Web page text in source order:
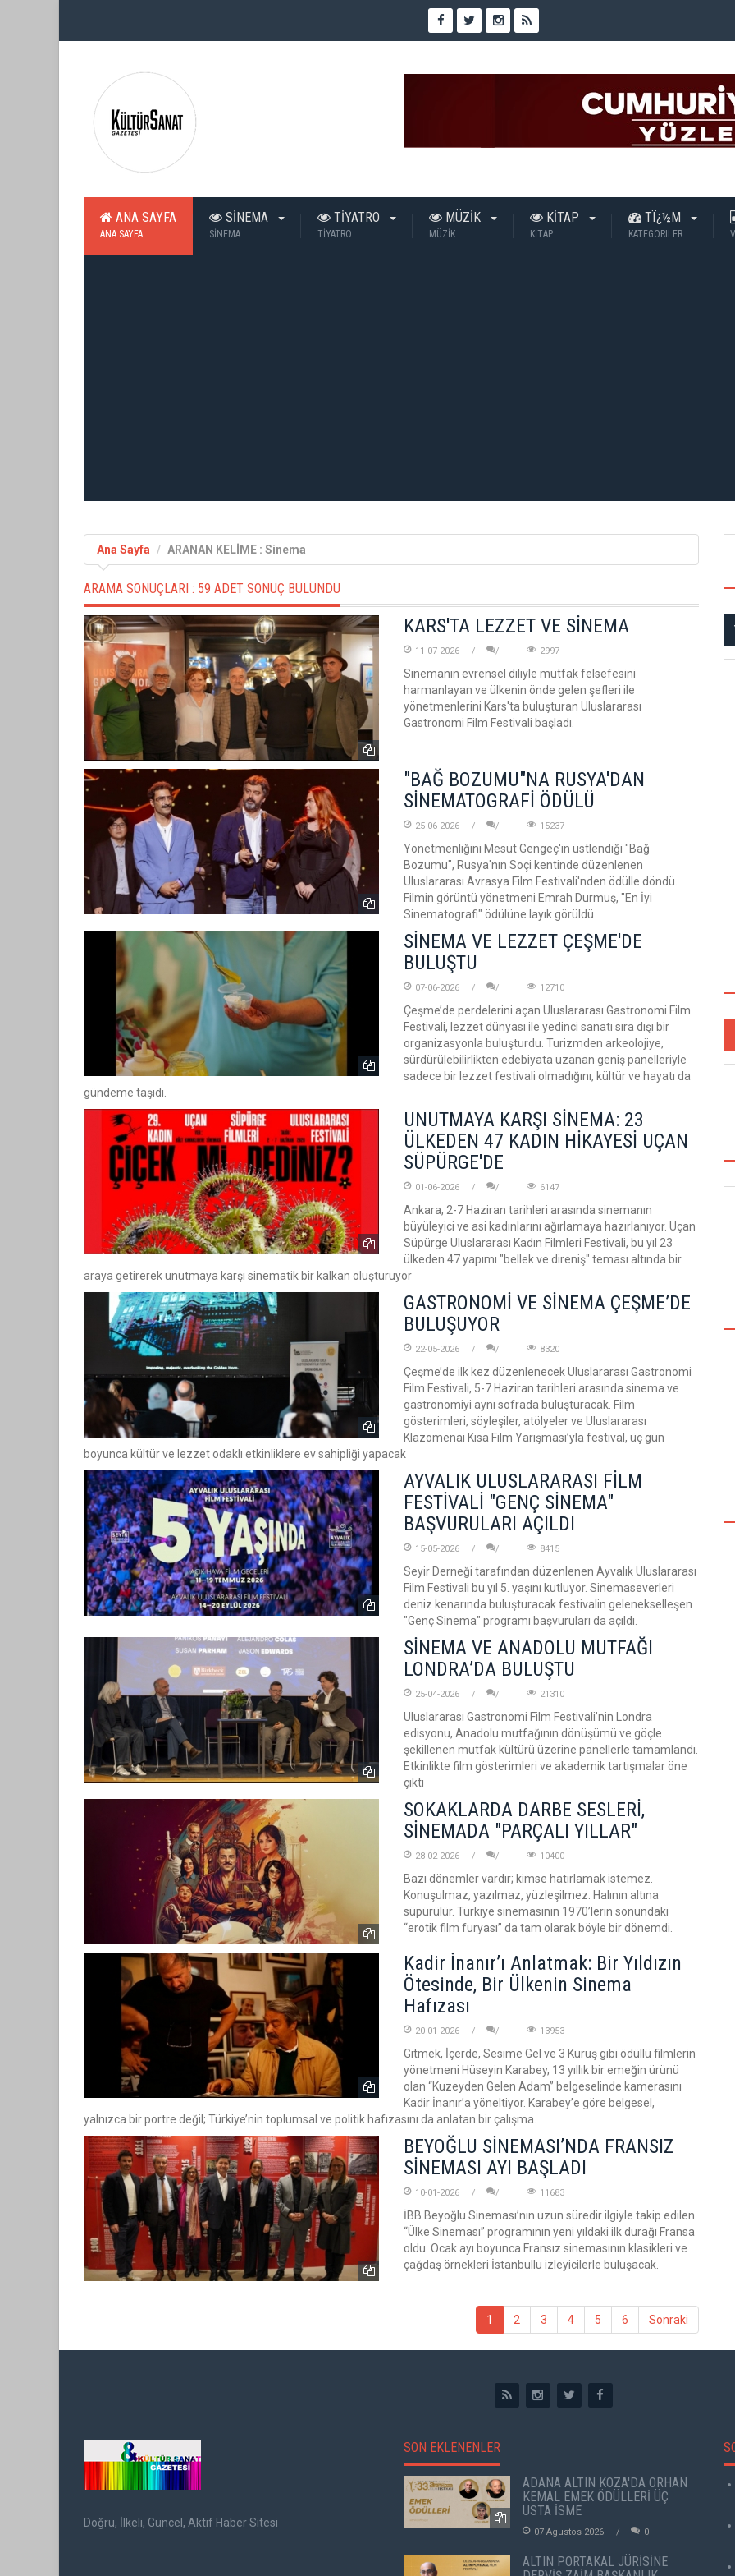
ANA SAYFA
ANA SAYFA
SİNEMA
SİNEMA
TİYATRO
TİYATRO
MÜZİK
MÜZİK
KİTAP
KİTAP
TÏ¿½M
KATEGORILER
Ana Sayfa ARANAN KELİME : Sinema
ARAMA SONUÇLARI : 59 ADET SONUÇ BULUNDU
KARS'TA LEZZET VE SİNEMA
11-07-2026 2997
Sinemanın evrensel diliyle mutfak felsefesini
harmanlayan ve ülkenin önde gelen şefleri ile
yönetmenlerini Kars'ta buluşturan Uluslararası
Gastronomi Film Festivali başladı.
"BAĞ BOZUMU"NA RUSYA'DAN
SİNEMATOGRAFİ ÖDÜLÜ
25-06-2026 15237
Yönetmenliğini Mesut Gengeç'in üstlendiği "Bağ
Bozumu", Rusya'nın Soçi kentinde düzenlenen
Uluslararası Avrasya Film Festivali'nden ödülle döndü.
Filmin görüntü yönetmeni Emrah Durmuş, "En İyi
Sinematografi" ödülüne layık görüldü
SİNEMA VE LEZZET ÇEŞME'DE
BULUŞTU
07-06-2026 12710
Çeşme’de perdelerini açan Uluslararası Gastronomi Film
Festivali, lezzet dünyası ile yedinci sanatı sıra dışı bir
organizasyonla buluşturdu. Turizmden arkeolojiye,
sürdürülebilirlikten edebiyata uzanan geniş panelleriyle
sadece bir lezzet festivali olmadığını, kültür ve hayatı da
gündeme taşıdı.
UNUTMAYA KARŞI SİNEMA: 23
ÜLKEDEN 47 KADIN HİKAYESİ UÇAN
SÜPÜRGE'DE
01-06-2026 6147
Ankara, 2-7 Haziran tarihleri arasında sinemanın
büyüleyici ve asi kadınlarını ağırlamaya hazırlanıyor. Uçan
Süpürge Uluslararası Kadın Filmleri Festivali, bu yıl 23
ülkeden 47 yapımı "bellek ve direniş" teması altında bir
araya getirerek unutmaya karşı sinematik bir kalkan oluşturuyor
GASTRONOMİ VE SİNEMA ÇEŞME’DE
BULUŞUYOR
22-05-2026 8320
Çeşme’de ilk kez düzenlenecek Uluslararası Gastronomi
Film Festivali, 5-7 Haziran tarihleri arasında sinema ve
gastronomiyi aynı sofrada buluşturacak. Film
gösterimleri, söyleşiler, atölyeler ve Uluslararası
Klazomenai Kısa Film Yarışması’yla festival, üç gün
boyunca kültür ve lezzet odaklı etkinliklere ev sahipliği yapacak
AYVALIK ULUSLARARASI FİLM
FESTİVALİ "GENÇ SİNEMA"
BAŞVURULARI AÇILDI
15-05-2026 8415
Seyir Derneği tarafından düzenlenen Ayvalık Uluslararası
Film Festivali bu yıl 5. yaşını kutluyor. Sinemaseverleri
deniz kenarında buluşturacak festivalin gelenekselleşen
"Genç Sinema" programı başvuruları da açıldı.
SİNEMA VE ANADOLU MUTFAĞI
LONDRA’DA BULUŞTU
25-04-2026 21310
Uluslararası Gastronomi Film Festivali’nin Londra
edisyonu, Anadolu mutfağının dönüşümü ve göçle
şekillenen mutfak kültürü üzerine panellerle tamamlandı.
Etkinlikte film gösterimleri ve akademik tartışmalar öne
çıktı
SOKAKLARDA DARBE SESLERİ,
SİNEMADA "PARÇALI YILLAR"
28-02-2026 10400
Bazı dönemler vardır; kimse hatırlamak istemez.
Konuşulmaz, yazılmaz, yüzleşilmez. Halının altına
süpürülür. Türkiye sinemasının 1970’lerin sonundaki
“erotik film furyası” da tam olarak böyle bir dönemdi.
Kadir İnanır’ı Anlatmak: Bir Yıldızın
Ötesinde, Bir Ülkenin Sinema
Hafızası
20-01-2026 13953
Gitmek, İçerde, Sesime Gel ve 3 Kuruş gibi ödüllü filmlerin
yönetmeni Hüseyin Karabey, 13 yıllık bir emeğin ürünü
olan “Kuzeyden Gelen Adam” belgeselinde kamerasını
Kadir İnanır’a yöneltiyor. Karabey’e göre belgesel,
yalnızca bir portre değil; Türkiye’nin toplumsal ve politik hafızasını da anlatan bir çalışma.
BEYOĞLU SİNEMASI’NDA FRANSIZ
SİNEMASI AYI BAŞLADI
10-01-2026 11683
İBB Beyoğlu Sineması’nın uzun süredir ilgiyle takip edilen
“Ülke Sineması” programının yeni yıldaki ilk durağı Fransa
oldu. Ocak ayı boyunca Fransız sinemasının klasikleri ve
çağdaş örnekleri İstanbullu izleyicilerle buluşacak.
1 2 3 4 5 6 Sonraki
SİNEMA
ÖZPETEK VE VAHİDE PERÇİN'İN
Doğru, İlkeli, Güncel, Aktif Haber Sitesi
SON EKLENENLER
ADANA ALTIN KOZA'DA ORHAN
KEMAL EMEK ÖDÜLLERİ ÜÇ
USTA İSME
07 Agustos 2026 0
ALTIN PORTAKAL JÜRİSİNE